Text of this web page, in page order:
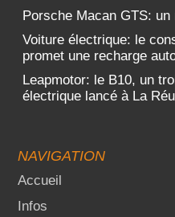
Porsche Macan GTS:
Voiture électrique: le
promet une recharge
Leapmotor: le B10, un
électrique lancé à La
NAVIGATION
Accueil
Infos